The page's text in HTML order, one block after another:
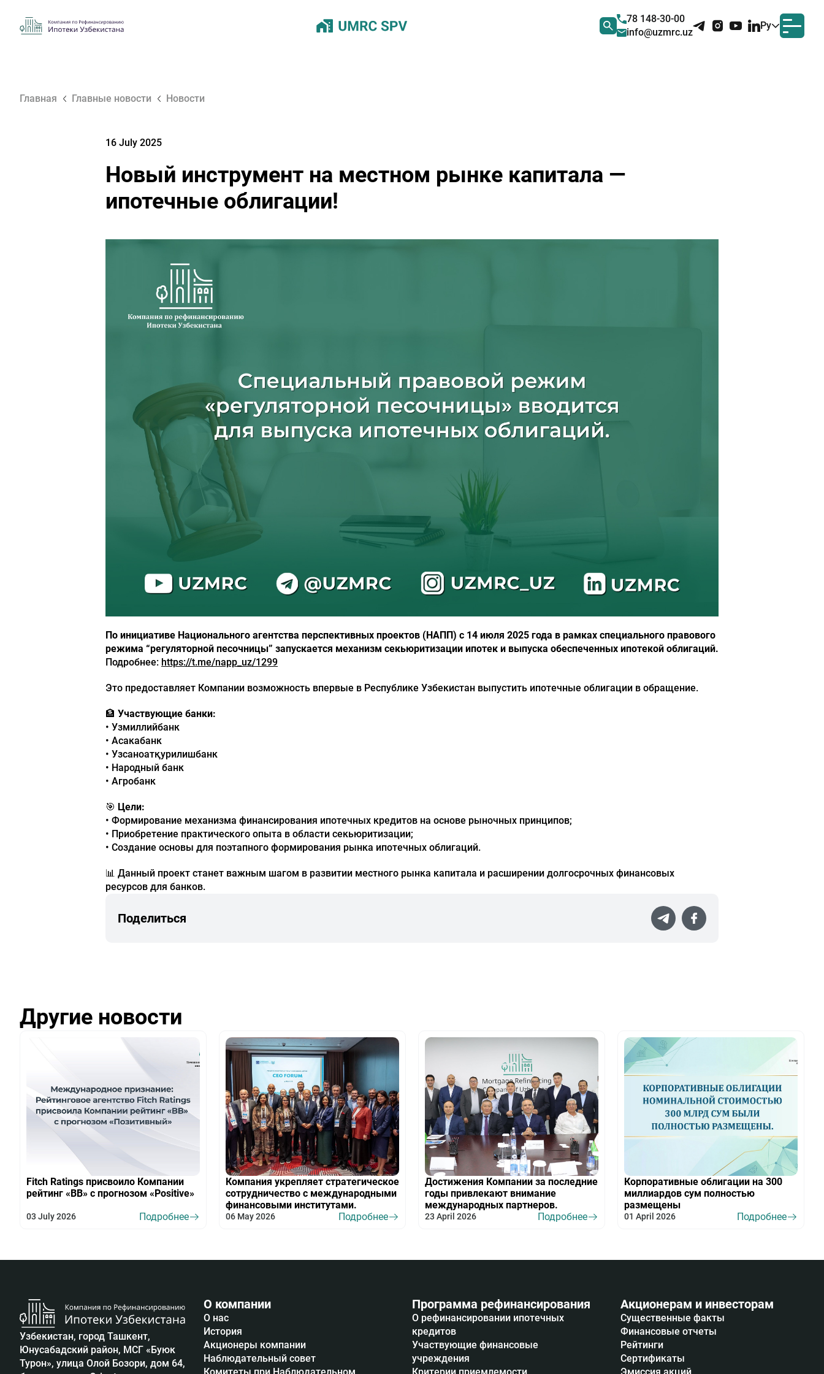
78 148-30-00
info@uzmrc.uz
Ру
Главная Главные новости Новости
16 July 2025
Новый инструмент на местном рынке капитала —
ипотечные облигации!
По инициативе Национального агентства перспективных проектов (НАПП) с 14 июля 2025 года в рамках специального правового
режима “регуляторной песочницы” запускается механизм секьюритизации ипотек и выпуска обеспеченных ипотекой облигаций.
Подробнее: https://t.me/napp_uz/1299
Это предоставляет Компании возможность впервые в Республике Узбекистан выпустить ипотечные облигации в обращение.
🏦 Участвующие банки:
• Узмиллийбанк
• Асакабанк
• Узсаноатқурилишбанк
• Народный банк
• Агробанк
🎯 Цели:
• Формирование механизма финансирования ипотечных кредитов на основе рыночных принципов;
• Приобретение практического опыта в области секьюритизации;
• Создание основы для поэтапного формирования рынка ипотечных облигаций.
📊 Данный проект станет важным шагом в развитии местного рынка капитала и расширении долгосрочных финансовых
ресурсов для банков.
Поделиться
Другие новости
Fitch Ratings присвоило Компании
рейтинг «BB» с прогнозом «Positive»
03 July 2026 Подробнее
Компания укрепляет стратегическое
сотрудничество с международными
финансовыми институтами.
06 May 2026 Подробнее
Достижения Компании за последние
годы привлекают внимание
международных партнеров.
23 April 2026 Подробнее
Корпоративные облигации на 300
миллиардов сум полностью
размещены
01 April 2026 Подробнее
Узбекистан, город Ташкент,
Юнусабадский район, МСГ «Буюк
Турон», улица Олой Бозори, дом 64,
О компании
О нас
История
Акционеры компании
Наблюдательный совет
Программа рефинансирования
О рефинансировании ипотечных
кредитов
Участвующие финансовые
учреждения
Акционерам и инвесторам
Существенные факты
Финансовые отчеты
Рейтинги
Сертификаты